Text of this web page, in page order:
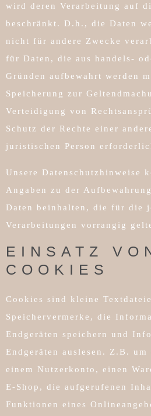
wird deren Verarbeitung auf
beschränkt. D.h., die Daten
nicht für andere Zwecke
für Daten, die aus handels-
Gründen aufbewahrt werden
Speicherung zur
Verteidigung von
Schutz der Rechte einer
juristischen Person
Unsere Datenschutzhinweise
Angaben zu der
Daten beinhalten, die für die
Verarbeitungen vorrangig
EINSATZ
COOKIES
Cookies sind kleine
Speichervermerke, die
Endgeräten speichern und
Endgeräten auslesen. Z.B.
einem Nutzerkonto, einen
E-Shop, die aufgerufenen
Funktionen eines